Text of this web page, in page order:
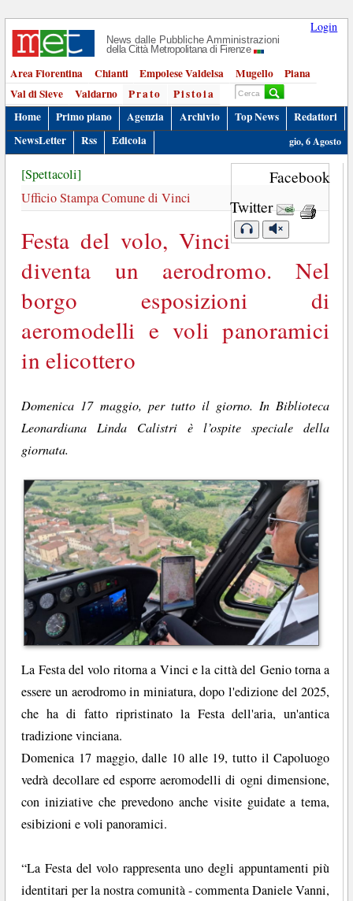
Login
News dalle Pubbliche Amministrazioni
della Città Metropolitana di Firenze
Area Fiorentina Chianti Empolese Valdelsa Mugello
Piana
Val di Sieve
Valdarno Prato
Pistoia
Home
Primo piano Agenzia Archivio Top News
Redattori
NewsLetter
Rss Edicola gio, 6 Agosto
Facebook
Twitter
[Spettacoli]
Ufficio Stampa Comune di Vinci
Festa del volo, Vinci
diventa un aerodromo. Nel
borgo esposizioni di
aeromodelli e voli panoramici
in elicottero
Domenica 17 maggio, per tutto il giorno. In Biblioteca
Leonardiana Linda Calistri è l’ospite speciale della
giornata.
La Festa del volo ritorna a Vinci e la città del Genio torna a
essere un aerodromo in miniatura, dopo l'edizione del 2025,
che ha di fatto ripristinato la Festa dell'aria, un'antica
tradizione vinciana.
Domenica 17 maggio, dalle 10 alle 19, tutto il Capoluogo
vedrà decollare ed esporre aeromodelli di ogni dimensione,
con iniziative che prevedono anche visite guidate a tema,
esibizioni e voli panoramici.
“La Festa del volo rappresenta uno degli appuntamenti più
identitari per la nostra comunità - commenta Daniele Vanni,